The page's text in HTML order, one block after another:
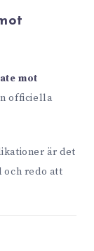
mot
officiella
är det
och redo att